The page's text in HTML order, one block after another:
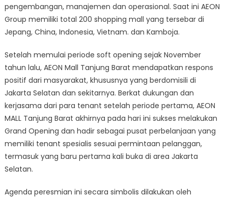
pengembangan, manajemen dan operasional. Saat ini AEON
Group memiliki total 200 shopping mall yang tersebar di
Jepang, China, Indonesia, Vietnam. dan Kamboja.
Setelah memulai periode soft opening sejak November
tahun lalu, AEON Mall Tanjung Barat mendapatkan respons
positif dari masyarakat, khususnya yang berdomisili di
Jakarta Selatan dan sekitarnya. Berkat dukungan dan
kerjasama dari para tenant setelah periode pertama, AEON
MALL Tanjung Barat akhirnya pada hari ini sukses melakukan
Grand Opening dan hadir sebagai pusat perbelanjaan yang
memiliki tenant spesialis sesuai permintaan pelanggan,
termasuk yang baru pertama kali buka di area Jakarta
Selatan.
Agenda peresmian ini secara simbolis dilakukan oleh